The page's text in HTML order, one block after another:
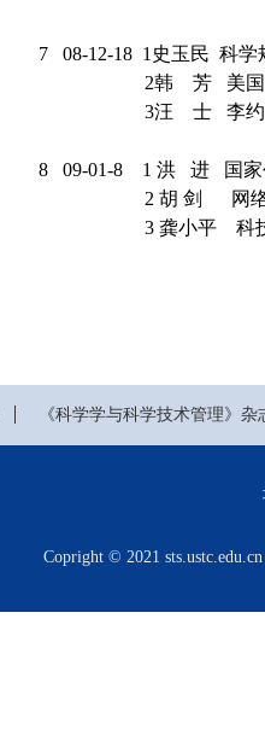
7 08-12-18 1史玉
2韩 芳 美国和印
3汪 士 李约瑟问
8 09-01-8 1 洪 进 国
2 胡 剑 网络群
3 龚小平 科技伦
《科学学与科学技术管理》杂
Copright © 2021